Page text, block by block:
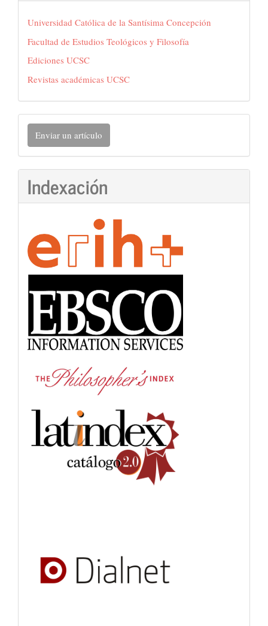
Universidad Católica de la Santísima Concepción
Facultad de Estudios Teológicos y Filosofía
Ediciones UCSC
Revistas académicas UCSC
Enviar
un
artículo
Enviar un artículo
Indexación